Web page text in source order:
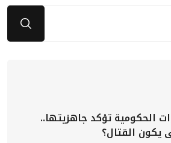
الحكومية تؤكد جاهزيتها..
يكون القتال؟